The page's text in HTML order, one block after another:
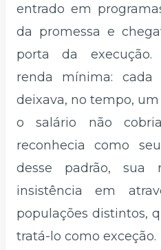
entrado em
da promessa e
porta da execução.
renda mínima: cada
deixava, no tempo,
o salário não
reconhecia como
desse padrão, sua
insistência em
populações distintos,
tratá-lo como exceção.